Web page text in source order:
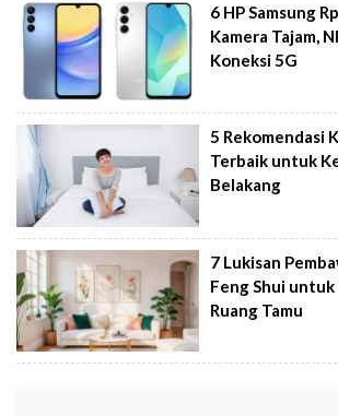
6 HP Samsung
Kamera Tajam,
Koneksi 5G
5 Rekomendasi
Terbaik untuk
Belakang
7 Lukisan
Feng Shui
Ruang Tamu